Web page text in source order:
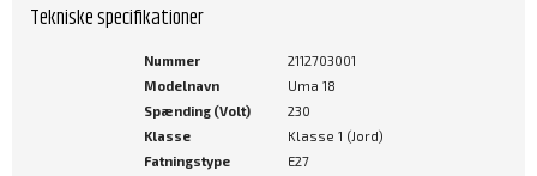
Tekniske specifikationer
Nummer
2112703001
Modelnavn
Uma 18
Spænding (Volt)
230
Klasse
Klasse 1 (Jord)
Fatningstype
E27